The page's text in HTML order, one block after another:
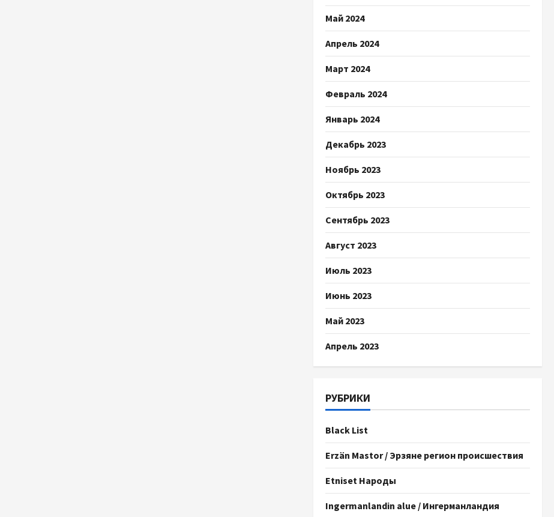
Май 2024
Апрель 2024
Март 2024
Февраль 2024
Январь 2024
Декабрь 2023
Ноябрь 2023
Октябрь 2023
Сентябрь 2023
Август 2023
Июль 2023
Июнь 2023
Май 2023
Апрель 2023
РУБРИКИ
Black List
Erzän Mastor / Эрзяне регион происшествия
Etniset Народы
Ingermanlandin alue / Ингерманландия